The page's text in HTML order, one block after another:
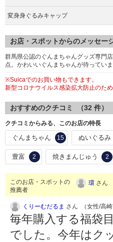
変身身ぐるみキャップ
お店・スポットからのメッセー
群馬県公認のぐんまちゃんグッズ専門
点。かわいいぐんまちゃんが待ってい
※Suicaでのお買い物もできます。
新型コロナウイルス感染拡大防止のた
おすすめのクチコミ （32 件）
クチコミからみる、このお店の特長
ぐんまちゃん 15 ぬいぐるみ
豊富 2 焼きまんじゅう 2
このお店・スポットの
推薦者
環 さん
くりーむだるま さん （女性/高崎
毎年購入する福袋
でした。今年はク